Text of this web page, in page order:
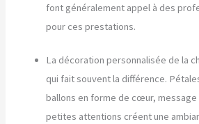
font généralement appel à des
pour ces prestations.
La décoration personnalisée de la
qui fait souvent la différence.
ballons en forme de cœur,
petites attentions créent une